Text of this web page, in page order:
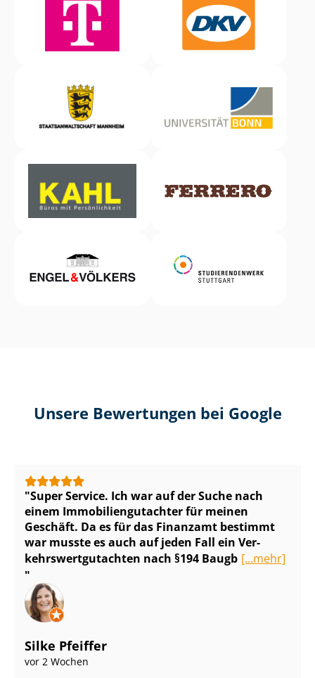
Unsere Bewertungen bei Google
Super Service. Ich war auf der Suche nach
einem Im­mo­bi­li­en­gut­ach­ter für meinen
Geschäft. Da es für das Finanzamt bestimmt
war musste es auch auf jeden Fall ein Ver­
kehrs­wert­gut­ach­ten nach §194 Baugb [...mehr]
Silke Pfeiffer
vor 2 Wochen